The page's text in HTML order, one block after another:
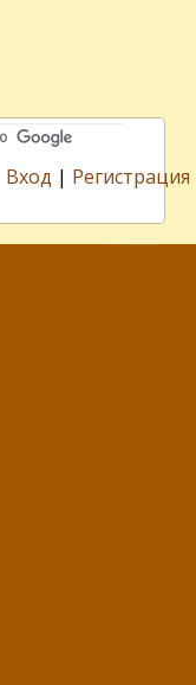
Вход | Регистрация